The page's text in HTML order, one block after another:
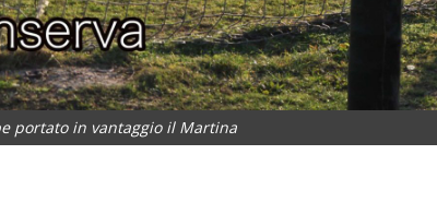
portato in vantaggio il Martina